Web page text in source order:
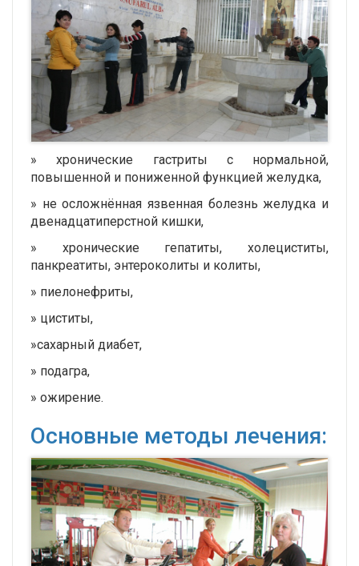
» хронические гастриты с нормальной,
повышенной и пониженной функцией желудка,
» не осложнённая язвенная болезнь желудка и
двенадцатиперстной кишки,
» хронические гепатиты, холециститы,
панкреатиты, энтероколиты и колиты,
» пиелонефриты,
» циститы,
»сахарный диабет,
» подагра,
» ожирение.
Основные методы лечения: